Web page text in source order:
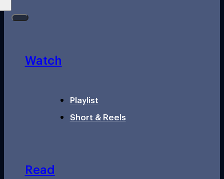
Watch
Playlist
Short & Reels
Read